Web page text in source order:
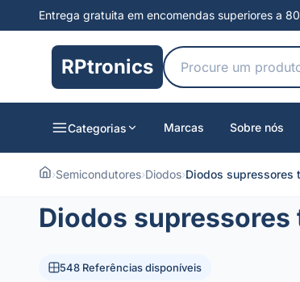
Entrega gratuita em encomendas superiores a
RPtronics
Categorias Marcas Sobre nós
›Semicondutores›Diodos›Diodos supressores
Diodos
548 Referências disponíveis